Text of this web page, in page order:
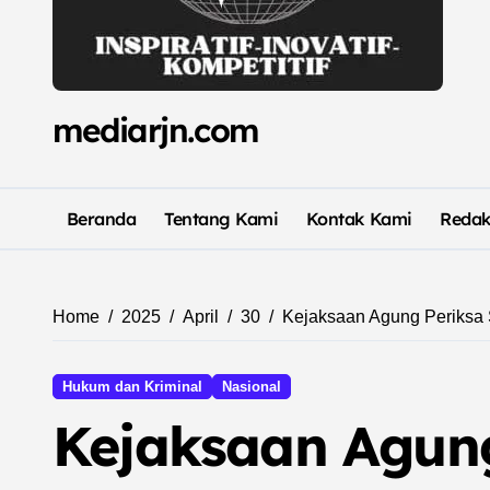
mediarjn.com
Beranda Tentang Kami Kontak Kami
Home 2025 April 30 Kejaksaan Agung
Hukum dan Kriminal Nasional
Kejaksaan